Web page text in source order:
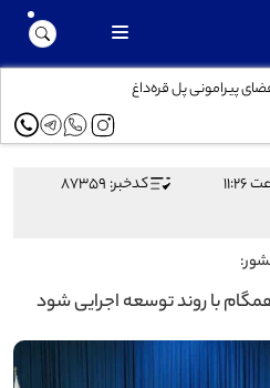
پیرامونی پل قره‌داغ
کدخبر: 87359
همگام با روند توسعه اجرایی شود